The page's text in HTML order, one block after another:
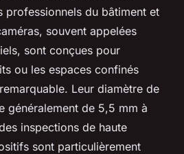
professionnels du bâtiment et
souvent appelées
sont conçues pour
ou les espaces confinés
Leur diamètre de
généralement de 5,5 mm à
inspections de haute
sont particulièrement